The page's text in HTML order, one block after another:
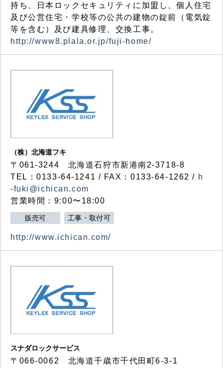
持ち、日本ロックセキュリティに加盟し、個人住宅
及び公営住宅・学校等の公共の建物の錠前（電気錠
等を含む）及び建具修理、交換工事。
http://www8.plala.or.jp/fuji-home/
（株）北海道フキ
〒061-3244 北海道石狩市新港南2-3718-8
TEL：0133-64-1241 / FAX：0133-64-1262 / h
-fuki@ichican.com
営業時間：9:00〜18:00
販売可 工事・取付可
http://www.ichican.com/
スナダロックサービス
〒066-0062 北海道千歳市千代田町6-3-1